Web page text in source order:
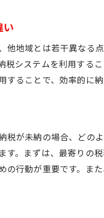
納税証明書のス
手続き前のリサー
い
他地域とは若干異なる
税システムを利用する
ることで、効率的に
税が未納の場合、どの
す。まずは、最寄りの
の行動が重要です。ま